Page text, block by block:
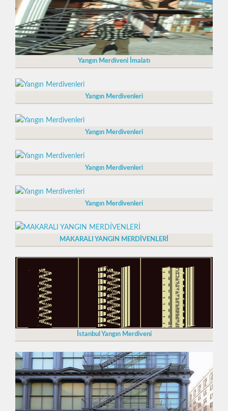
Yangın Merdiveni İmalatı
Yangın Merdivenleri
Yangın Merdivenleri
Yangın Merdivenleri
Yangın Merdivenleri
MAKARALI YANGIN MERDİVENLERİ
İstanbul Yangın Merdiveni